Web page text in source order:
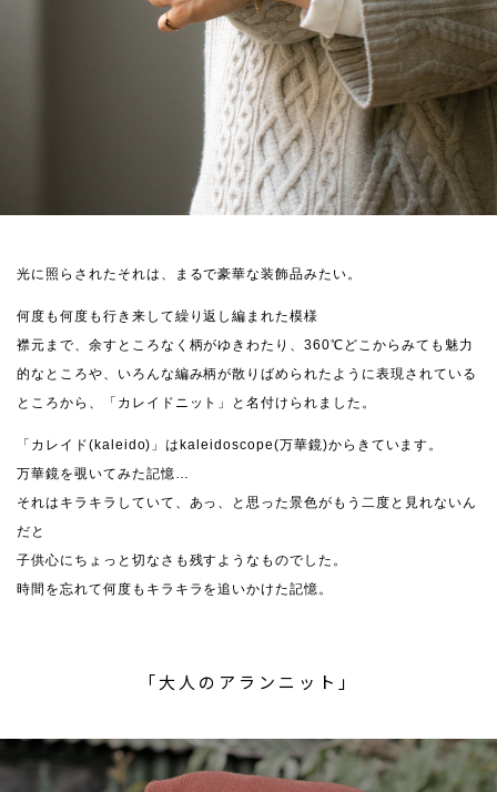
光に照らされたそれは、まるで豪華な装飾品みたい。
何度も何度も行き来して繰り返し編まれた模様
襟元まで、余すところなく柄がゆきわたり、360℃どこからみても魅力
的なところや、いろんな編み柄が散りばめられたように表現されている
ところから、「カレイドニット」と名付けられました。
「カレイド(kaleido)」はkaleidoscope(万華鏡)からきています。
万華鏡を覗いてみた記憶…
それはキラキラしていて、あっ、と思った景色がもう二度と見れないん
だと
子供心にちょっと切なさも残すようなものでした。
時間を忘れて何度もキラキラを追いかけた記憶。
「大人のアランニット」